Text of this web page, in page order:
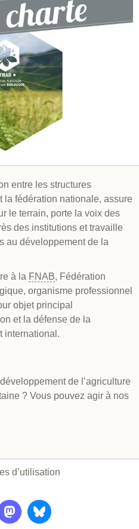
entre les structures
la fédération nationale, assure
le terrain, porte la voix des
des institutions et travaille
au développement de la
à la FNAB, Fédération
organisme professionnel
objet principal
et la défense de la
international.
de l’agriculture
? Vous pouvez agir à nos
d’utilisation
Bluesky